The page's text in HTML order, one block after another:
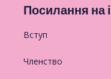
Посилання на
Вступ
Членство